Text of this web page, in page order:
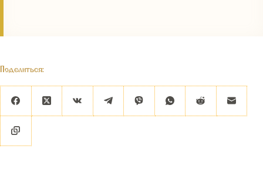
Поделиться: